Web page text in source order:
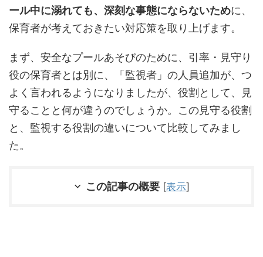
ール中に溺れても、深刻な事態にならないために、
保育者が考えておきたい対応策を取り上げます。
まず、安全なプールあそびのために、引率・見守り
役の保育者とは別に、「監視者」の人員追加が、つ
よく言われるようになりましたが、役割として、見
守ることと何が違うのでしょうか。この見守る役割
と、監視する役割の違いについて比較してみまし
た。
この記事の概要 [表示]